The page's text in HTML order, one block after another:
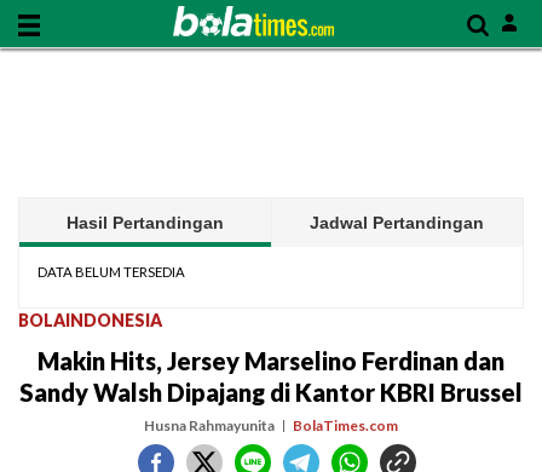
Hasil Pertandingan Jadwal Pertandingan
DATA BELUM TERSEDIA
BOLAINDONESIA
Makin Hits, Jersey Marselino Ferdinan dan
Sandy Walsh Dipajang di Kantor KBRI Brussel
Husna Rahmayunita BolaTimes.com